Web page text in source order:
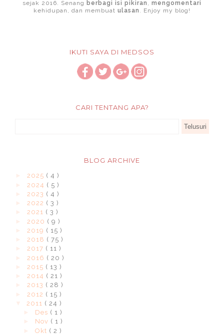
sejak 2016. Senang berbagi isi pikiran , mengomentari
kehidupan, dan membuat ulasan . Enjoy my blog!
IKUTI SAYA DI MEDSOS
CARI TENTANG APA?
BLOG ARCHIVE
2025 ( 4 )
2024 ( 5 )
2023 ( 4 )
2022 ( 3 )
2021 ( 3 )
2020 ( 9 )
2019 ( 15 )
2018 ( 75 )
2017 ( 11 )
2016 ( 20 )
2015 ( 13 )
2014 ( 21 )
2013 ( 28 )
2012 ( 15 )
2011 ( 24 )
Des ( 1 )
Nov ( 1 )
Okt ( 2 )